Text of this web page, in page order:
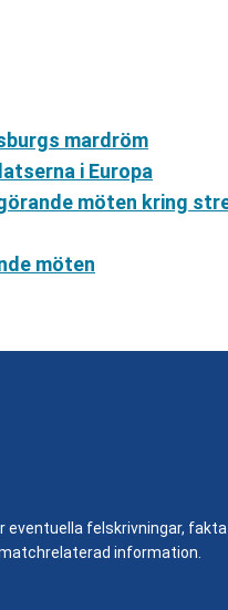
mardröm
i Europa
möten kring
möten
felskrivningar,
information.